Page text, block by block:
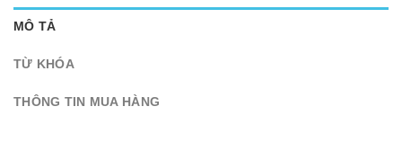
MÔ TẢ
TỪ KHÓA
THÔNG TIN MUA HÀNG